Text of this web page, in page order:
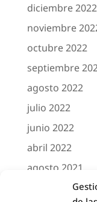
diciembre 2022
noviembre
octubre 2022
septiembre
agosto 2022
julio 2022
junio 2022
abril 2022
agosto 2021
marzo 2021